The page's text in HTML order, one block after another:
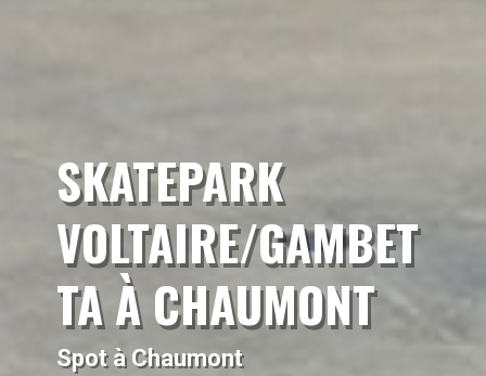
SKATEPARK
VOLTAIRE/GAMBET
TA À CHAUMONT
Spot à Chaumont